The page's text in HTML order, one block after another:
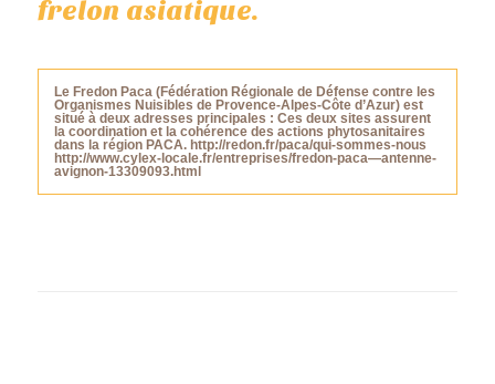
frelon asiatique.
Le Fredon Paca (Fédération Régionale de Défense contre les
Organismes Nuisibles de Provence-Alpes-Côte d’Azur) est
situé à deux adresses principales : Ces deux sites assurent
la coordination et la cohérence des actions phytosanitaires
dans la région PACA. http://redon.fr/paca/qui-sommes-nous
http://www.cylex-locale.fr/entreprises/fredon-paca—antenne-
avignon-13309093.html